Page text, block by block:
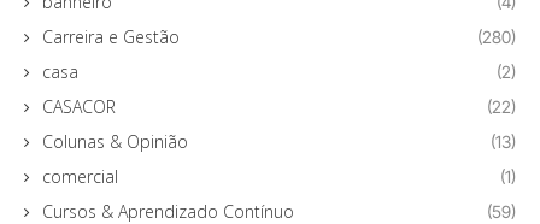
Carreira e Gestão (280)
casa (2)
CASACOR (22)
Colunas & Opinião (13)
comercial (1)
Cursos & Aprendizado Contínuo (59)